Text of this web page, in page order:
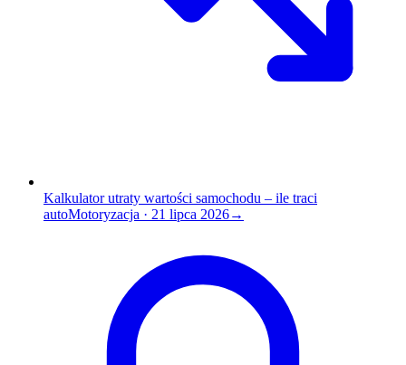
Kalkulator utraty wartości samochodu – ile traci
autoMotoryzacja · 21 lipca 2026→